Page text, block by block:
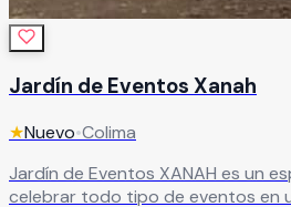
Jardín de Eventos Xanah
★Nuevo•Colima
Jardín de Eventos XANAH es un
celebrar todo tipo de eventos en